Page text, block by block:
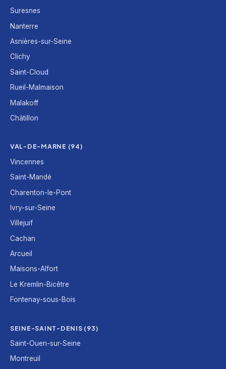
Suresnes
Nanterre
Asnières-sur-Seine
Clichy
Saint-Cloud
Rueil-Malmaison
Malakoff
Châtillon
VAL-DE-MARNE (94)
Vincennes
Saint-Mandé
Charenton-le-Pont
Ivry-sur-Seine
Villejuif
Cachan
Arcueil
Maisons-Alfort
Le Kremlin-Bicêtre
Fontenay-sous-Bois
SEINE-SAINT-DENIS (93)
Saint-Ouen-sur-Seine
Montreuil